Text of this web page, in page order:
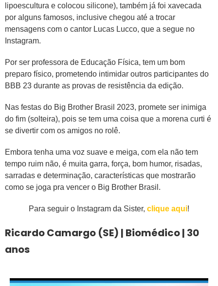
lipoescultura e colocou silicone), também já foi xavecada
por alguns famosos, inclusive chegou até a trocar
mensagens com o cantor Lucas Lucco, que a segue no
Instagram.
Por ser professora de Educação Física, tem um bom
preparo físico, prometendo intimidar outros participantes do
BBB 23 durante as provas de resistência da edição.
Nas festas do Big Brother Brasil 2023, promete ser inimiga
do fim (solteira), pois se tem uma coisa que a morena curti é
se divertir com os amigos no rolê.
Embora tenha uma voz suave e meiga, com ela não tem
tempo ruim não, é muita garra, força, bom humor, risadas,
sarradas e determinação, características que mostrarão
como se joga pra vencer o Big Brother Brasil.
Para seguir o Instagram da Sister, clique aqui!
Ricardo Camargo (SE) | Biomédico | 30
anos